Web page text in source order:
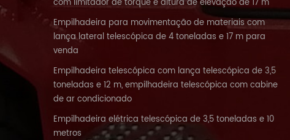
com limitador de torque e altura de elevação de 17 m
Empilhadeira para movimentação de materiais com
lança lateral telescópica de 4 toneladas e 17 m para
venda
Empilhadeira telescópica com lança telescópica de 3,5
toneladas e 12 m, empilhadeira telescópica com cabine
de ar condicionado
Empilhadeira elétrica telescópica de 3,5 toneladas e 10
metros